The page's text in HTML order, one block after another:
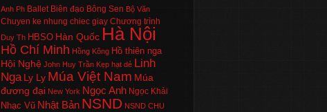
Anh Ph Ballet Biên đạo Bông Sen Bộ Văn
Chuyen ke nhung chiec giay Chương trình
Duy Th HBSO Hàn Quốc Hà Nội
Hồ Chí Minh Hồng Kông Hồ thiên nga
Hội Nghệ John Huy Trần Kẹp hạt dẻ Linh
Nga Ly Ly Múa Việt Nam Múa
đương đại New York Ngọc Anh Ngọc Khải
Nhạc Vũ Nhật Bản NSND NSND CHU